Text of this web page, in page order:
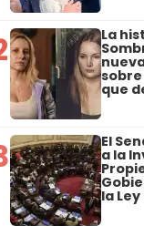
La
sobre
que
El
a la
la